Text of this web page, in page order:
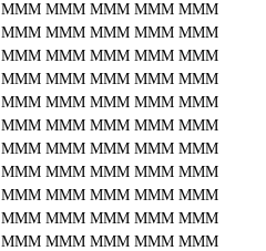
MMM MMM MMM MMM MMM
MMM MMM MMM MMM MMM
MMM MMM MMM MMM MMM
MMM MMM MMM MMM MMM
MMM MMM MMM MMM MMM
MMM MMM MMM MMM MMM
MMM MMM MMM MMM MMM
MMM MMM MMM MMM MMM
MMM MMM MMM MMM MMM
MMM MMM MMM MMM MMM
MMM MMM MMM MMM MMM